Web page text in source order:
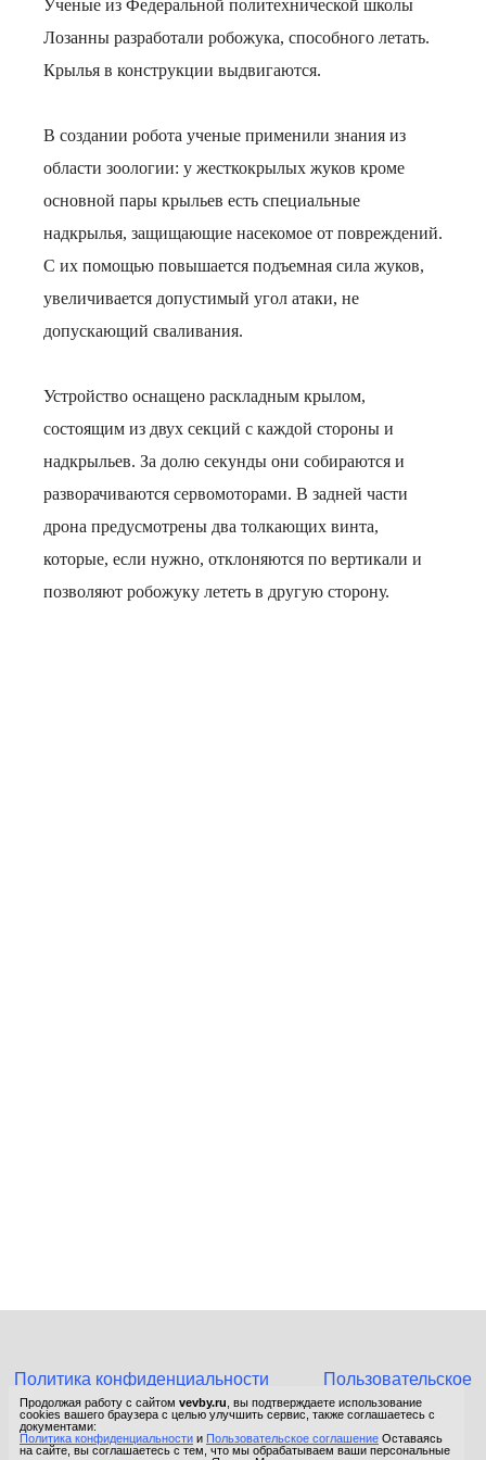
Ученые из Федеральной политехнической школы
Лозанны разработали робожука, способного летать.
Крылья в конструкции выдвигаются.
В создании робота ученые применили знания из
области зоологии: у жесткокрылых жуков кроме
основной пары крыльев есть специальные
надкрылья, защищающие насекомое от повреждений.
С их помощью повышается подъемная сила жуков,
увеличивается допустимый угол атаки, не
допускающий сваливания.
Устройство оснащено раскладным крылом,
состоящим из двух секций с каждой стороны и
надкрыльев. За долю секунды они собираются и
разворачиваются сервомоторами. В задней части
дрона предусмотрены два толкающих винта,
которые, если нужно, отклоняются по вертикали и
позволяют робожуку лететь в другую сторону.
Политика конфиденциальности
Пользовательское
соглашение
© 2015-2026 Сетевое издание «Фактом». Зарегистрировано в
Федеральной службе по надзору в сфере связи, информационных
Продолжая работу с сайтом vevby.ru , вы подтверждаете использование
cookies вашего браузера с целью улучшить сервис, также соглашаетесь с
документами:
Политика конфиденциальности и Пользовательское соглашение Оставаясь
на сайте, вы соглашаетесь с тем, что мы обрабатываем ваши персональные